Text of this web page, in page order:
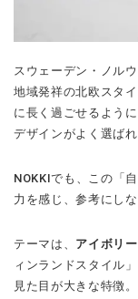
スウェーデン・ノル
地域発祥の北欧スタ
に長く過ごせるよう
デザインがよく選ばれ
NOKKIでも、この「
力を感じ、参考にし
テーマは、 アイボリ
ィンランドスタイル
見た目が大きな特徴